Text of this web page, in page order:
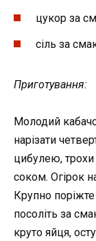
цукор за
сіль за
Приготування:
Молодий
нарізати
цибулею,
соком. Огірок
Крупно
посоліть за
круто яйця,